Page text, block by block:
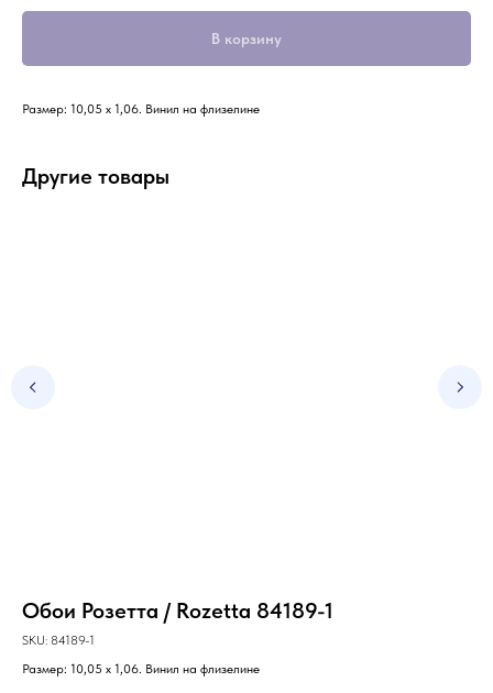
В корзину
Размер: 10,05 х 1,06. Винил на флизелине
Другие товары
Обои Розетта / Rozetta 84189-1
SKU: 84189-1
Размер: 10,05 х 1,06. Винил на флизелине